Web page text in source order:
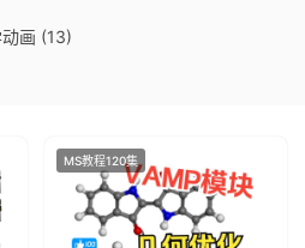
画 (13)
MS教程120集